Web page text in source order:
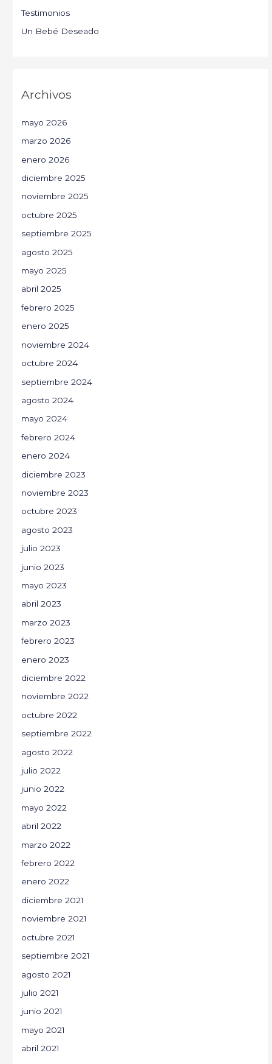
Testimonios
Un Bebé Deseado
Archivos
mayo 2026
marzo 2026
enero 2026
diciembre 2025
noviembre 2025
octubre 2025
septiembre 2025
agosto 2025
mayo 2025
abril 2025
febrero 2025
enero 2025
noviembre 2024
octubre 2024
septiembre 2024
agosto 2024
mayo 2024
febrero 2024
enero 2024
diciembre 2023
noviembre 2023
octubre 2023
agosto 2023
julio 2023
junio 2023
mayo 2023
abril 2023
marzo 2023
febrero 2023
enero 2023
diciembre 2022
noviembre 2022
octubre 2022
septiembre 2022
agosto 2022
julio 2022
junio 2022
mayo 2022
abril 2022
marzo 2022
febrero 2022
enero 2022
diciembre 2021
noviembre 2021
octubre 2021
septiembre 2021
agosto 2021
julio 2021
junio 2021
mayo 2021
abril 2021